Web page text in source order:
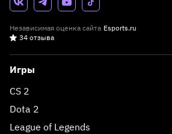
Независимая оценка сайта Esports.ru
34 отзыва
Игры
CS 2
Dota 2
League of Legends